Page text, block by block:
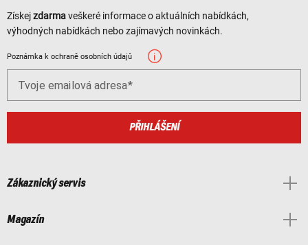
Získejzdarmaveškeré informace o aktuálních nabídkách,
výhodných nabídkách nebo zajímavých novinkách.
Poznámka k ochraně osobních údajů
Tvoje emailová adresa
PŘIHLÁŠENÍ
Zákaznický servis
Magazín